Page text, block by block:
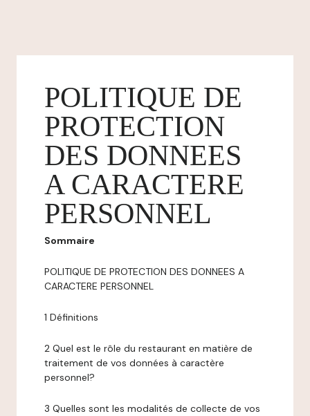
POLITIQUE DE
PROTECTION
DES DONNEES
A CARACTERE
PERSONNEL
Sommaire
POLITIQUE DE PROTECTION DES DONNEES A
CARACTERE PERSONNEL
1 Définitions
2 Quel est le rôle du restaurant en matière de
traitement de vos données à caractère
personnel?
3 Quelles sont les modalités de collecte de vos